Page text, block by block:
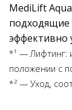
MediLift
подходящие
эффективно
*¹ — Лифтинг:
положении с
*² — Уход,